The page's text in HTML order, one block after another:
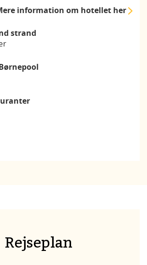
informationom hotellet her
strand
Rejseplan